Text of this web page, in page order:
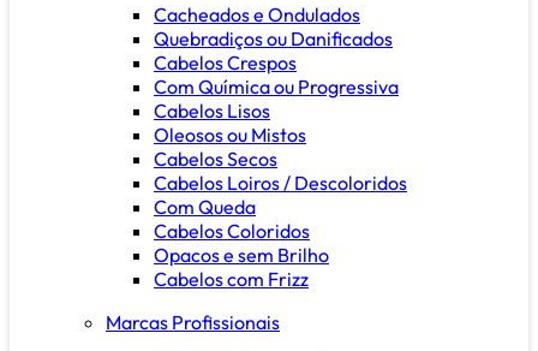
Cacheados e Ondulados
Quebradiços ou Danificados
Cabelos Crespos
Com Química ou Progressiva
Cabelos Lisos
Oleosos ou Mistos
Cabelos Secos
Cabelos Loiros / Descoloridos
Com Queda
Cabelos Coloridos
Opacos e sem Brilho
Cabelos com Frizz
Marcas Profissionais